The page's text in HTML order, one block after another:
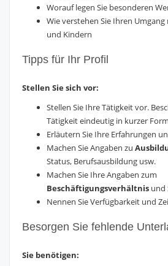
Worauf legen Sie besonderen
Wie verstehen Sie Ihren
und Kindern
Tipps für Ihr Profil
Stellen Sie sich vor:
Stellen Sie Ihre Tätigkeit vor.
Tätigkeit eindeutig in kurzer Form
Erläutern Sie Ihre Erfahrungen
Machen Sie Angaben zu
Status, Berufsausbildung usw.
Machen Sie Ihre Angaben zum
Beschäftigungsverhältnis und
Nennen Sie Verfügbarkeit und
Besorgen Sie fehlende
Sie benötigen: